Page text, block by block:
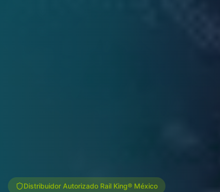
Distribuidor Autorizado Rail King® México